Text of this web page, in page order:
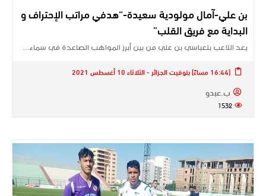
بن علي-آمال مولودية سعيدة-“هدفي مراتب الإحتراف و
البداية مع فريق القلب”
يعد اللاعب بلعباسي بن علي من بين أبرز المواهب الصاعدة في سماء…
[16:44 مساءً] بتوقيت الجزائر - الثلاثاء 10 أغسطس 2021
ب.عبدو
1532